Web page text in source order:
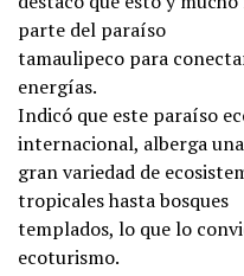
parte del paraíso
tamaulipeco para
energías.
Indicó que este paraíso
internacional, alberga una
gran variedad de
tropicales hasta bosques
templados, lo que lo
ecoturismo.